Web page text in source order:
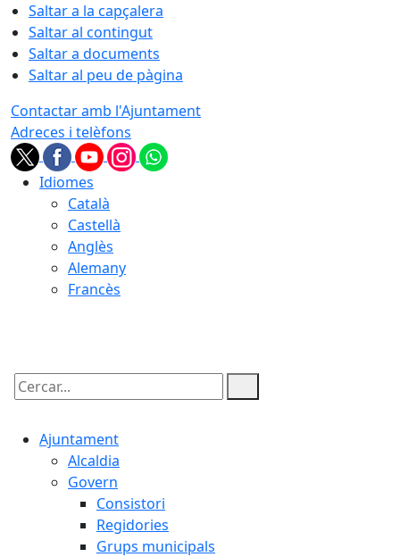
Saltar a la capçalera
Saltar al contingut
Saltar a documents
Saltar al peu de pàgina
Contactar amb l'Ajuntament
Adreces i telèfons
Idiomes
Català
Castellà
Anglès
Alemany
Francès
Cercar:
Ajuntament
Alcaldia
Govern
Consistori
Regidories
Grups municipals